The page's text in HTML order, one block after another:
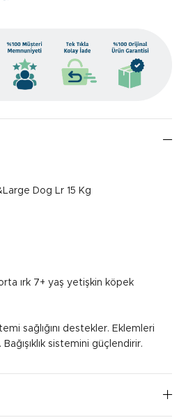
Dog Lr 15 Kg
ırk 7+ yaş yetişkin köpek
sağlığını destekler. Eklemleri
sistemini güçlendirir.
günlük kullanım miktarı
köpekler için; 2 kg: 58-64 g; 3